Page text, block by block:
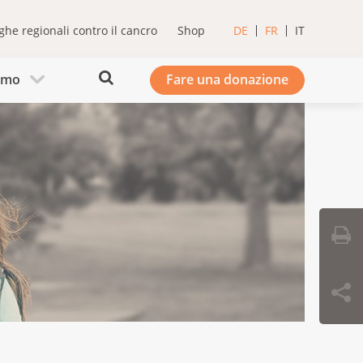
regionali contro il cancro Shop DE FR IT
Fare una donazione